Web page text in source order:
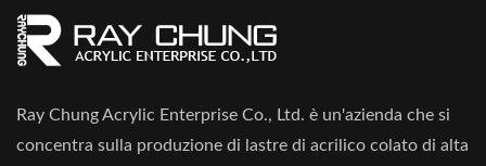
Ray Chung Acrylic Enterprise Co., Ltd. è un'azienda che si
concentra sulla produzione di lastre di acrilico colato di alta